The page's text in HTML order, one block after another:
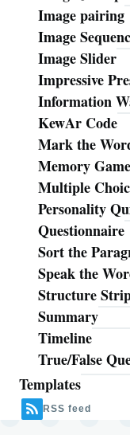
Image pairing
Image
Image Slider
Impressive
Information
KewAr Code
Mark the
Memory Game
Multiple
Personality
Questionnaire
Sort the
Speak the
Structure
Summary
Timeline
True/False
Templates
RSS feed